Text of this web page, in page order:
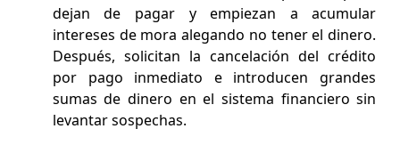
dejan de pagar y empiezan a acumular
intereses de mora alegando no tener el dinero.
Después, solicitan la cancelación del crédito
por pago inmediato e introducen grandes
sumas de dinero en el sistema financiero sin
levantar sospechas.